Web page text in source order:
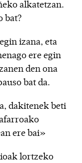
alkatetzan.
bat?
izana, eta
ere egin
den ona
bat da.
dakitenek beti
ere bai»
lortzeko